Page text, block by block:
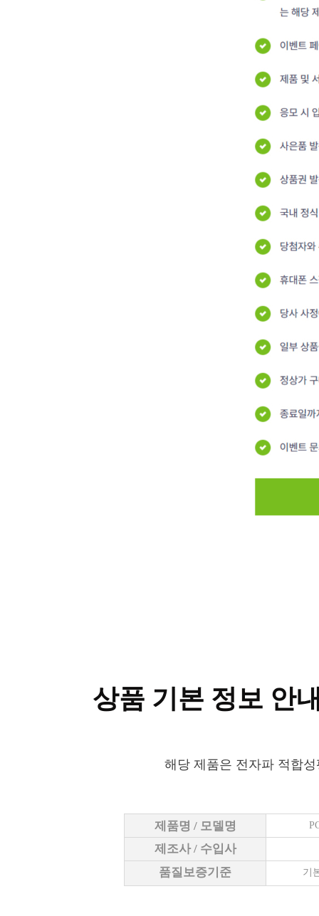
상품 기본 정보 안
해당 제품은 전자파 적합
제품명 / 모델명
제조사 / 수입사
품질보증기준
기